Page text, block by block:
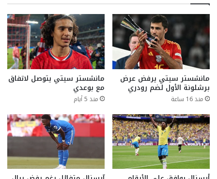
مانشستر سيتي يرفض عرض
برشلونة الأول لضم رودري
منذ 16 ساعة
مانشستر سيتي يتوصل لاتفاق
مع بوعدي
منذ 5 أيام